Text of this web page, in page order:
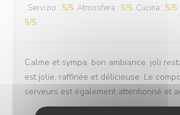
Servizio : 5/5 Atmosfera : 5/5 Cucina : 5/5
5/5
Calme et sympa, bon ambiance, joli
est jolie, raffinée et délicieuse. Le
serveurs est également attentionné et